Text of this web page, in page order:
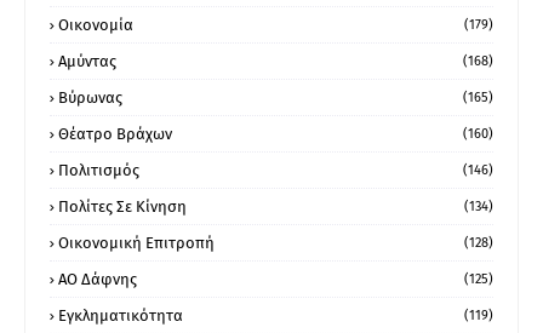
Οικονομία (179)
Αμύντας (168)
Βύρωνας (165)
Θέατρο Βράχων (160)
Πολιτισμός (146)
Πολίτες Σε Κίνηση (134)
Οικονομική Επιτροπή (128)
ΑΟ Δάφνης (125)
Εγκληματικότητα (119)